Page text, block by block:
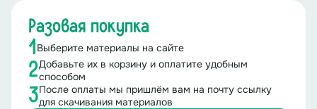
Разовая покупка
1 Выберите материалы на сайте
2Добавьте их в корзину и оплатите удобным
способом
3После оплаты мы пришлём вам на почту ссылку
для скачивания материалов